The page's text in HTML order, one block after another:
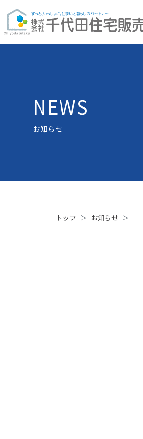
NEWS
お知らせ
トップ お知らせ